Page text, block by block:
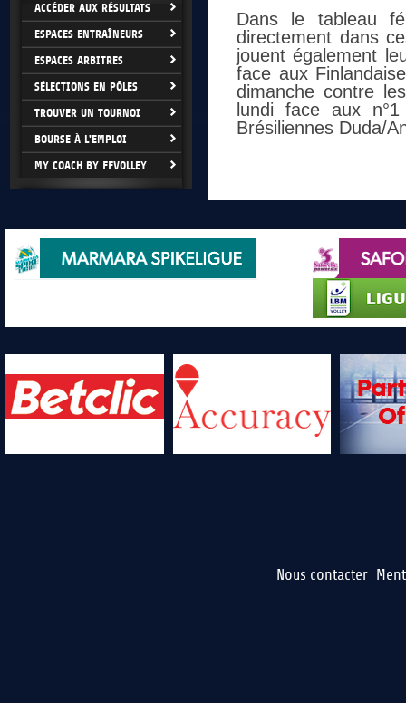
ACCÉDER AUX RÉSULTATS
ESPACES ENTRAÎNEURS
ESPACES ARBITRES
SÉLECTIONS EN PÔLES
TROUVER UN TOURNOI
BOURSE À L'EMPLOI
MY COACH BY FFVOLLEY
Dans le tableau
directement dans
jouent également
face aux
dimanche contre
lundi face aux
Brésiliennes Duda/
Nous contacter |